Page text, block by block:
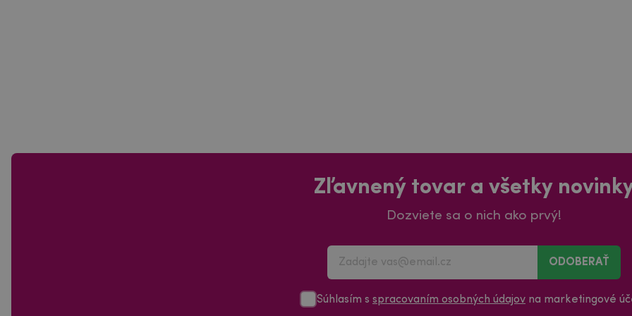
Zľavnený tovar a všetky
Dozviete sa o nich ako prvý!
ODOBERAŤ
Súhlasím s spracovaním osobných údajov na marketingové